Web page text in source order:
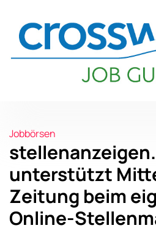
Jobbörsen
unterstützt
Zeitung beim
Online-